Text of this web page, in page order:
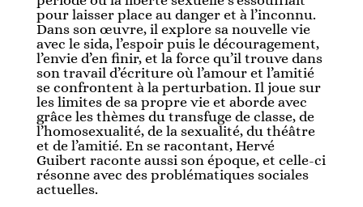
pour laisser place au danger et à l’inconnu.
Dans son œuvre, il explore sa nouvelle vie
avec le sida, l’espoir puis le découragement,
l’envie d’en finir, et la force qu’il trouve dans
son travail d’écriture où l’amour et l’amitié
se confrontent à la perturbation. Il joue sur
les limites de sa propre vie et aborde avec
grâce les thèmes du transfuge de classe, de
l’homosexualité, de la sexualité, du théâtre
et de l’amitié. En se racontant, Hervé
Guibert raconte aussi son époque, et celle-ci
résonne avec des problématiques sociales
actuelles.